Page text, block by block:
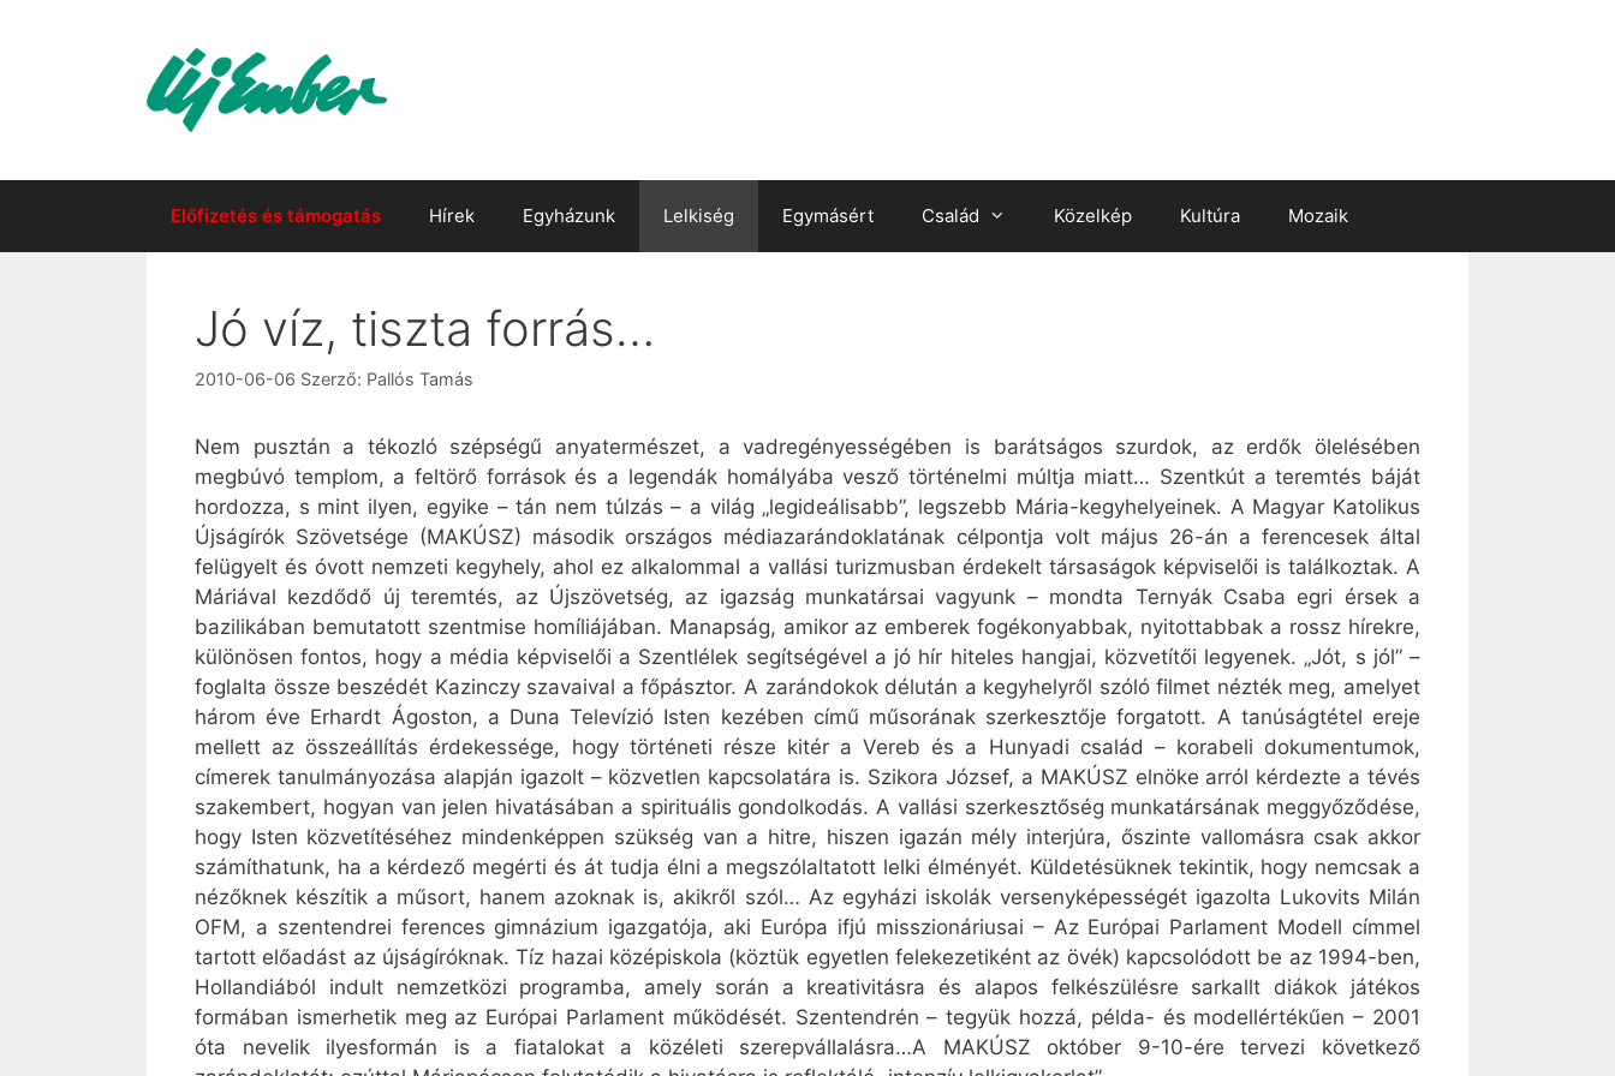
Előfizetés és támogatás Hírek Egyházunk Lelkiség Egymásért Család Közelkép Kultúra Mozaik
Jó víz, tiszta forrás…
2010-06-06 Szerző: Pallós Tamás
Nem pusztán a tékozló szépségű anyatermészet, a vadregényességében is barátságos szurdok, az erdők ölelésében
megbúvó templom, a feltörő források és a legendák homályába vesző történelmi múltja miatt… Szentkút a teremtés báját
hordozza, s mint ilyen, egyike – tán nem túlzás – a világ „legideálisabb”, legszebb Mária-kegyhelyeinek. A Magyar Katolikus
Újságírók Szövetsége (MAKÚSZ) második országos médiazarándoklatának célpontja volt május 26-án a ferencesek által
felügyelt és óvott nemzeti kegyhely, ahol ez alkalommal a vallási turizmusban érdekelt társaságok képviselői is találkoztak. A
Máriával kezdődő új teremtés, az Újszövetség, az igazság munkatársai vagyunk – mondta Ternyák Csaba egri érsek a
bazilikában bemutatott szentmise homíliájában. Manapság, amikor az emberek fogékonyabbak, nyitottabbak a rossz hírekre,
különösen fontos, hogy a média képviselői a Szentlélek segítségével a jó hír hiteles hangjai, közvetítői legyenek. „Jót, s jól” –
foglalta össze beszédét Kazinczy szavaival a főpásztor. A zarándokok délután a kegyhelyről szóló filmet nézték meg, amelyet
három éve Erhardt Ágoston, a Duna Televízió Isten kezében című műsorának szerkesztője forgatott. A tanúságtétel ereje
mellett az összeállítás érdekessége, hogy történeti része kitér a Vereb és a Hunyadi család – korabeli dokumentumok,
címerek tanulmányozása alapján igazolt – közvetlen kapcsolatára is. Szikora József, a MAKÚSZ elnöke arról kérdezte a tévés
szakembert, hogyan van jelen hivatásában a spirituális gondolkodás. A vallási szerkesztőség munkatársának meggyőződése,
hogy Isten közvetítéséhez mindenképpen szükség van a hitre, hiszen igazán mély interjúra, őszinte vallomásra csak akkor
számíthatunk, ha a kérdező megérti és át tudja élni a megszólaltatott lelki élményét. Küldetésüknek tekintik, hogy nemcsak a
nézőknek készítik a műsort, hanem azoknak is, akikről szól… Az egyházi iskolák versenyképességét igazolta Lukovits Milán
OFM, a szentendrei ferences gimnázium igazgatója, aki Európa ifjú misszionáriusai – Az Európai Parlament Modell címmel
tartott előadást az újságíróknak. Tíz hazai középiskola (köztük egyetlen felekezetiként az övék) kapcsolódott be az 1994-ben,
Hollandiából indult nemzetközi programba, amely során a kreativitásra és alapos felkészülésre sarkallt diákok játékos
formában ismerhetik meg az Európai Parlament működését. Szentendrén – tegyük hozzá, példa- és modellértékűen – 2001
óta nevelik ilyesformán is a fiatalokat a közéleti szerepvállalásra…A MAKÚSZ október 9-10-ére tervezi következő